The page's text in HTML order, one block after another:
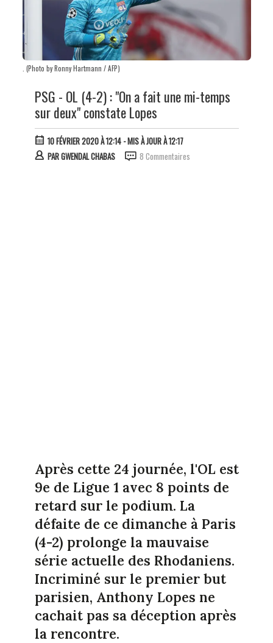
. (Photo by Ronny Hartmann / AFP)
PSG - OL (4-2) : "On a fait une mi-temps
sur deux" constate Lopes
10 FÉVRIER 2020 À 12:14- MIS À JOUR À 12:17
PARGWENDAL CHABAS 8 Commentaires
Après cette 24 journée, l'OL est
9e de Ligue 1 avec 8 points de
retard sur le podium. La
défaite de ce dimanche à Paris
(4-2) prolonge la mauvaise
série actuelle des Rhodaniens.
Incriminé sur le premier but
parisien, Anthony Lopes ne
cachait pas sa déception après
la rencontre.